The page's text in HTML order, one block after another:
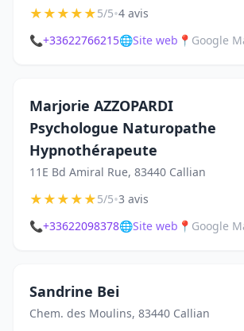
★★★★★5/5•4 avis
📞+33622766215🌐Site web 📍 Google
Marjorie AZZOPARDI
Psychologue Naturopathe
Hypnothérapeute
11E Bd Amiral Rue, 83440 Callian
★★★★★5/5•3 avis
📞+33622098378🌐Site web 📍 Google
Sandrine Bei
Chem. des Moulins, 83440 Callian